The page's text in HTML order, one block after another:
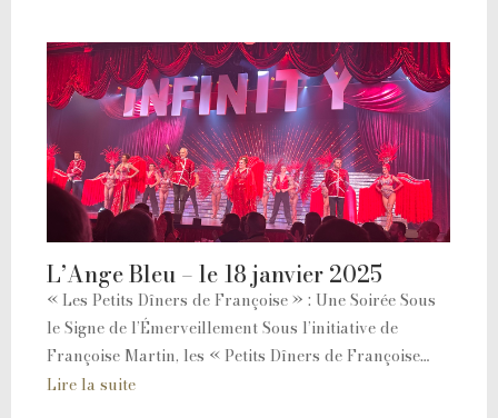
L’Ange Bleu – le 18 janvier 2025
« Les Petits Dîners de Françoise » : Une Soirée Sous
le Signe de l’Émerveillement Sous l’initiative de
Françoise Martin, les « Petits Dîners de Françoise…
Lire la suite